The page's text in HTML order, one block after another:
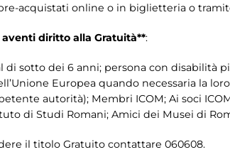
acquistati online o in biglietteria o
aventi diritto alla Gratuità**:
di sotto dei 6 anni; persona con disabilità
Europea quando necessaria la
autorità); Membri ICOM; Ai soci
di Studi Romani; Amici dei Musei di
il titolo Gratuito contattare 060608.